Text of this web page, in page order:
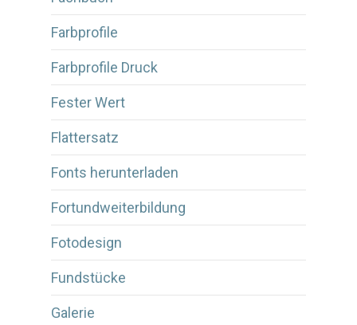
Farbprofile
Farbprofile Druck
Fester Wert
Flattersatz
Fonts herunterladen
Fortundweiterbildung
Fotodesign
Fundstücke
Galerie